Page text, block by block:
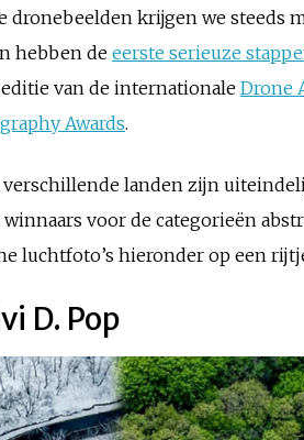
krijgen we steeds
hebben deeerste serieuze
van de internationaleDrone
Awards.
landen zijn
voor de categorieën
luchtfoto’s hieronder op een
D. Pop